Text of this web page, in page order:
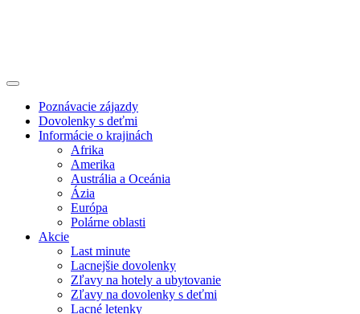
Poznávacie zájazdy
Dovolenky s deťmi
Informácie o krajinách
Afrika
Amerika
Austrália a Oceánia
Ázia
Európa
Polárne oblasti
Akcie
Last minute
Lacnejšie dovolenky
Zľavy na hotely a ubytovanie
Zľavy na dovolenky s deťmi
Lacné letenky